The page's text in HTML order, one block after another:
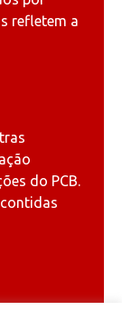
refletem a
do PCB.